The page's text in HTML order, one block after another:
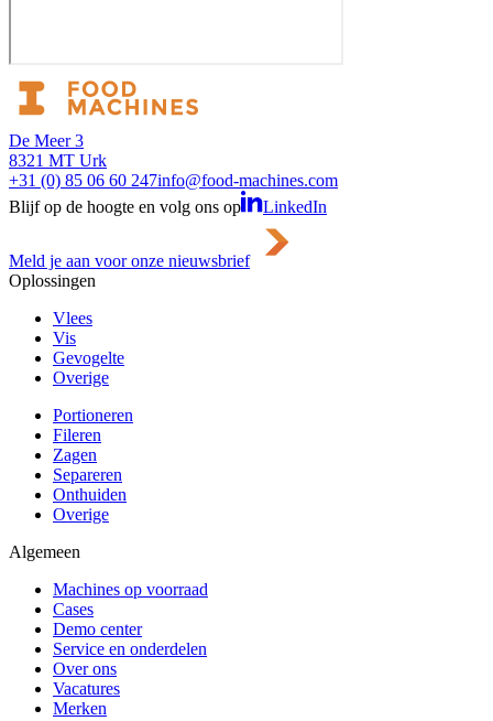
De Meer 3
8321 MT Urk
+31 (0) 85 06 60 247info@food-machines.com
Blijf op de hoogte en volg ons op
LinkedIn
Meld je aan voor onze nieuwsbrief
Oplossingen
Vlees
Vis
Gevogelte
Overige
Portioneren
Fileren
Zagen
Separeren
Onthuiden
Overige
Algemeen
Machines op voorraad
Cases
Demo center
Service en onderdelen
Over ons
Vacatures
Merken